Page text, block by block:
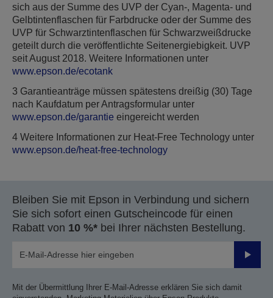
sich aus der Summe des UVP der Cyan-, Magenta- und
Gelbtintenflaschen für Farbdrucke oder der Summe des
UVP für Schwarztintenflaschen für Schwarzweißdrucke
geteilt durch die veröffentlichte Seitenergiebigkeit. UVP
seit August 2018. Weitere Informationen unter
www.epson.de/ecotank
3 Garantieanträge müssen spätestens dreißig (30) Tage
nach Kaufdatum per Antragsformular unter
www.epson.de/garantie eingereicht werden
4 Weitere Informationen zur Heat-Free Technology unter
www.epson.de/heat-free-technology
Bleiben Sie mit Epson in Verbindung und sichern
Sie sich sofort einen Gutscheincode für einen
Rabatt von 10 %* bei Ihrer nächsten Bestellung.
Mit der Übermittlung Ihrer E-Mail-Adresse erklären Sie sich damit